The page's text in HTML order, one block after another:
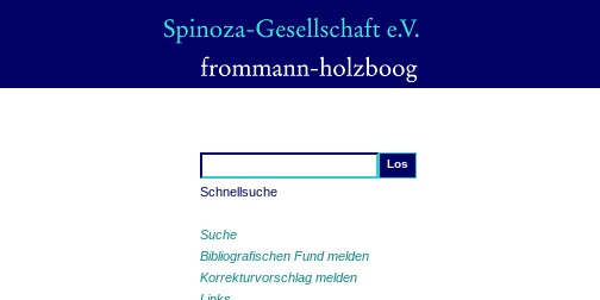
Schnellsuche
Suche
Bibliografischen Fund melden
Korrekturvorschlag melden